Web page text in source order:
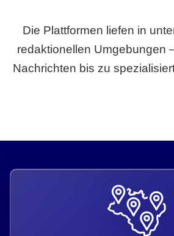
Die Plattformen liefen in
redaktionellen Umgebungen
Nachrichten bis zu